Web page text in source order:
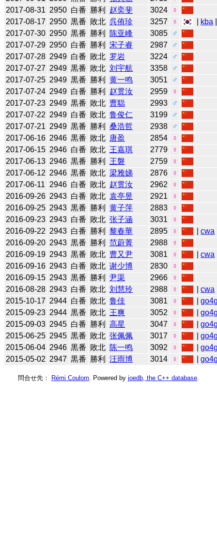
2017-08-31 2950 白番 勝利 赵奕斐 3024
♀
2017-08-17 2950 黒番 敗北 呉侑珍 3257 ♀ kba
2017-07-30 2950 黒番 勝利 陈亚峰 3085
♂
2017-07-29 2950 白番 勝利 宋子睿 2987
♂
2017-07-28 2949 白番 敗北 罗岩 3224
♂
2017-07-27 2949 黒番 敗北 刘宇航 3358
♂
2017-07-25 2949 黒番 勝利 黄一鸣 3051
♂
2017-07-24 2949 白番 勝利 赵贯汝 2959
♀
2017-07-23 2949 黒番 敗北 曹聪 2993
♂
2017-07-22 2949 白番 敗北 鲁俊仁 3199
♂
2017-07-21 2949 黒番 勝利 桑浩哲 2938
♂
2017-06-16 2946 黒番 敗北 唐盈 2854
♀
2017-06-15 2946 白番 敗北 王嘉琪 2779
♀
2017-06-13 2946 黒番 勝利 王磐 2759
♀
2017-06-12 2946 黒番 敗北 梁雅娣 2876
♀
2017-06-11
2946 白番 敗北 赵贯汝 2962
♀
2016-09-26 2943 白番 敗北 袁亭昱 2921
♀
2016-09-25 2943 黒番 勝利 黄子萍 2883
♀
2016-09-23 2943 白番 敗北 张子涵 3031
♀
2016-09-22 2943 白番 勝利 黎春華 2895 ♀ |cwa
2016-09-20 2943 黒番 勝利 范蔚菁 2988
♀
2016-09-19 2943 黒番 敗北 曹又尹 3081 ♀ |cwa
2016-09-16 2943 白番 敗北 谢少博 2830
♀
2016-09-15 2943 黒番 勝利 尹渠 2966
♀
2016-08-28 2943 白番 敗北 刘慧玲 2988 ♀ |cwa
2015-10-17 2944 白番 敗北 鲁佳 3081 ♀ |
2015-09-23 2944 黒番 敗北 王爽 3052 ♀ |
2015-09-03 2945 白番 勝利 高星 3047 ♀ |
2015-06-25 2945 黒番 敗北 张佩佩 3017 ♀ |
2015-06-04 2946 黒番 敗北 陈一鸣 3092 ♀ |
2015-05-02 2947 黒番 勝利 汪雨博 3014 ♀ |
問合せ先： Rémi Coulom . Powered by joedb, the C++ database